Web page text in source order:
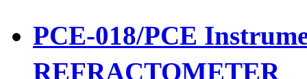
PCE-018/PCE
REFRACTOMETER